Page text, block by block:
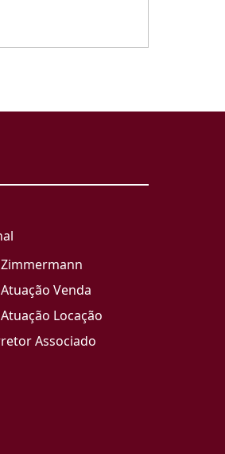
Venda
Locação
Associado